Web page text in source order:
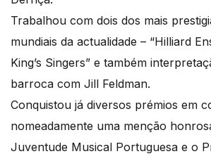
Trabalhou com dois dos mais
mundiais da actualidade – “Hilliard
King’s Singers” e também
barroca com Jill Feldman.
Conquistou já diversos prémios em
nomeadamente uma menção
Juventude Musical Portuguesa e o